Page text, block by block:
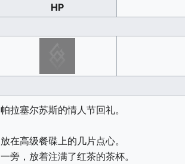
HP
帕拉塞尔苏斯的情人节回礼。
放在高级餐碟上的几片点心。
一旁，放着注满了红茶的茶杯。